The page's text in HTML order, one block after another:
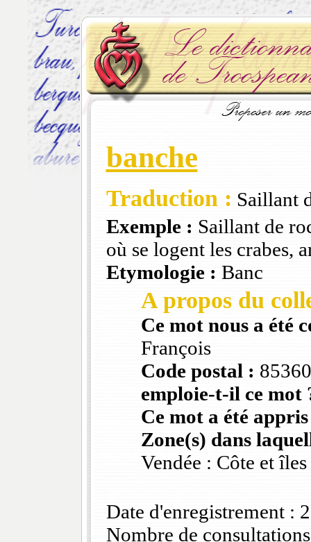
banche
Traduction : Saillant
Exemple : Saillant de
où se logent les crabes,
Etymologie : Banc
A propos du
Ce mot nous a été
François
Code postal :
emploie-t-il ce mot
Ce mot a été
Zone(s) dans
Vendée : Côte et îles
Date d'enregistrement :
Nombre de